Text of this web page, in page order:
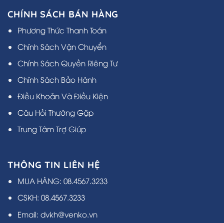
CHÍNH SÁCH BÁN HÀNG
Phương Thức Thanh Toán
Chính Sách Vận Chuyển
Chính Sách Quyền Riêng Tư
Chính Sách Bảo Hành
Điều Khoản Và Điều Kiện
Câu Hỏi Thường Gặp
Trung Tâm Trợ Giúp
THÔNG TIN LIÊN HỆ
MUA HÀNG: 08.4567.3233
CSKH: 08.4567.3233
Email: dvkh@venko.vn